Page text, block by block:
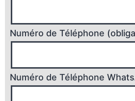
Numéro de Téléphone
Numéro de Téléphone